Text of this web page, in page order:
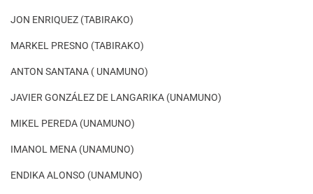
JON ENRIQUEZ (TABIRAKO)
MARKEL PRESNO (TABIRAKO)
ANTON SANTANA ( UNAMUNO)
JAVIER GONZÁLEZ DE LANGARIKA (UNAMUNO)
MIKEL PEREDA (UNAMUNO)
IMANOL MENA (UNAMUNO)
ENDIKA ALONSO (UNAMUNO)